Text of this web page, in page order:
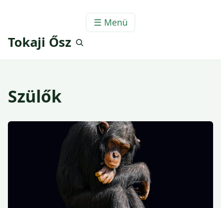
☰ Menü
Tokaji Ősz
Szülők